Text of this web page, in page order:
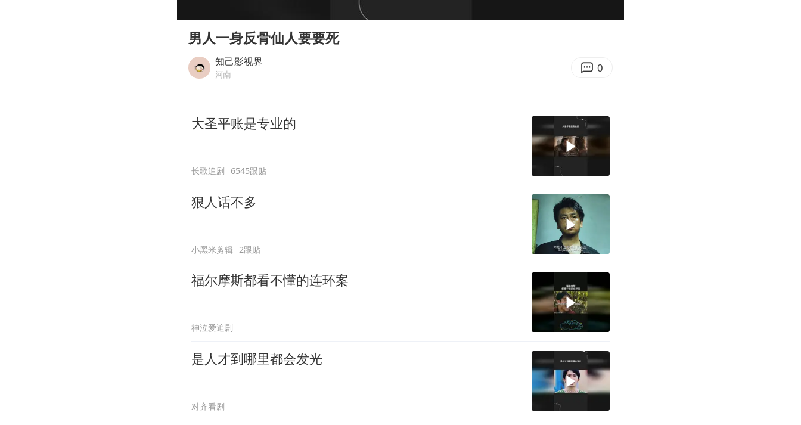
首次证实！“胶球”存在
80后女柜员逆袭成4200亿银行副行长
男人一身反骨仙人要要死
知己影视界
河南 0
大圣平账是专业的
长歌追剧 6545跟贴
狠人话不多
小黑米剪辑 2跟贴
福尔摩斯都看不懂的连环案
神泣爱追剧
是人才到哪里都会发光
对齐看剧